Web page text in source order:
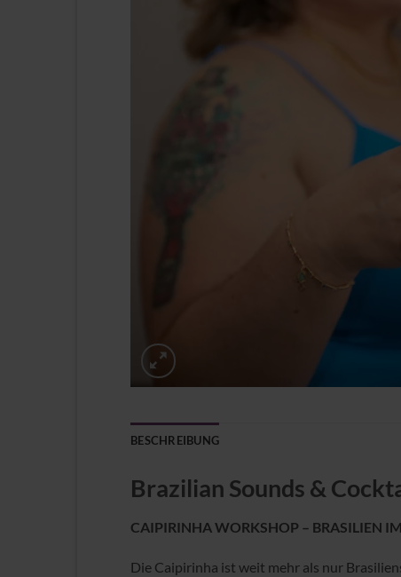
BESCHREIBUNG
Brazilian Sounds &
CAIPIRINHA WORKSHOP – BRASILIEN
Die Caipirinha ist weit mehr als nur